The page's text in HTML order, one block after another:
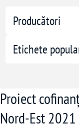
Producători
Etichete
Proiect
Nord-Est